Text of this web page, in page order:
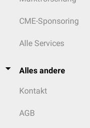
CME-Sponsoring
Alle Services
Alles andere
Kontakt
AGB